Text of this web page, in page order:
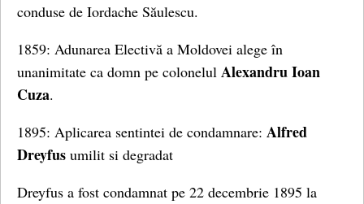
conduse de Iordache Săulescu.
1859: Adunarea Electivă a Moldovei alege în
unanimitate ca domn pe colonelul Alexandru Ioan
Cuza.
1895: Aplicarea sentintei de condamnare: Alfred
Dreyfus umilit si degradat
Dreyfus a fost condamnat pe 22 decembrie 1895 la